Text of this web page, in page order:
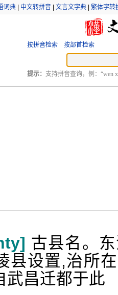
词典 中文转拼音 文言文字典 繁体字转
按拼音检索 按部首检索
提示： 支持拼音查询，例：“wen
古县名。
县设置,治所
武昌迁都于此